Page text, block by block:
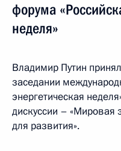
форума
неделя»
Владимир Путин
заседании
энергетическая
дискуссии – «Мировая
для развития».